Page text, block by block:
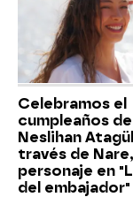
Celebramos el
cumpleaños de
Neslihan
través de
personaje en
del embajador"